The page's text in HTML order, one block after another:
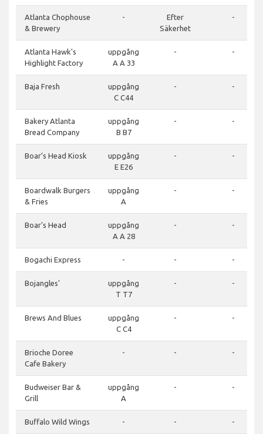
Atlanta Chophouse
& Brewery
-
Efter
Säkerhet
-
Atlanta Hawk's
Highlight Factory
uppgång
A A 33
- -
Baja Fresh
uppgång
C C44
- -
Bakery Atlanta
Bread Company
uppgång
B B7
- -
Boar’s Head Kiosk
uppgång
E E26
- -
Boardwalk Burgers
& Fries
uppgång
A
- -
Boar's Head
uppgång
A A 28
- -
Bogachi Express - - -
Bojangles'
uppgång
T T7
- -
Brews And Blues
uppgång
C C4
- -
Brioche Doree
Cafe Bakery
- - -
Budweiser Bar &
Grill
uppgång
A
- -
Buffalo Wild Wings - - -